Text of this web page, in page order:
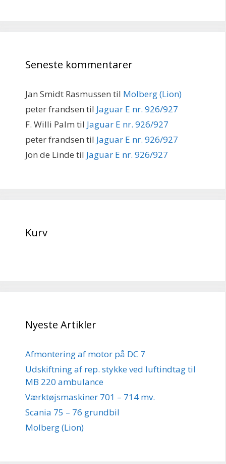
Seneste kommentarer
Jan Smidt Rasmussen til Molberg (Lion)
peter frandsen til Jaguar E nr. 926/927
F. Willi Palm til Jaguar E nr. 926/927
peter frandsen til Jaguar E nr. 926/927
Jon de Linde til Jaguar E nr. 926/927
Kurv
Nyeste Artikler
Afmontering af motor på DC 7
Udskiftning af rep. stykke ved luftindtag til
MB 220 ambulance
Værktøjsmaskiner 701 – 714 mv.
Scania 75 – 76 grundbil
Molberg (Lion)